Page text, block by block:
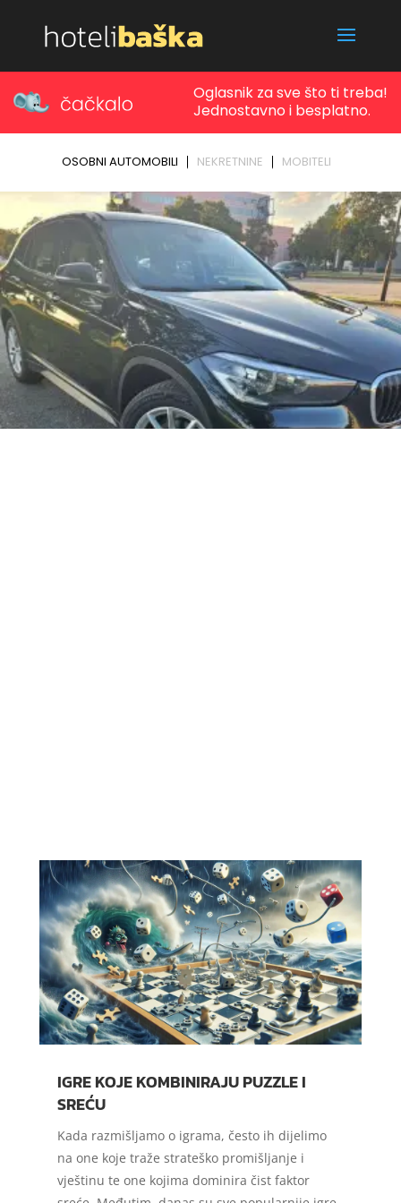
IGRE KOJE KOMBINIRAJU PUZZLE I
SREĆU
Kada razmišljamo o igrama, često ih dijelimo
na one koje traže strateško promišljanje i
vještinu te one kojima dominira čist faktor